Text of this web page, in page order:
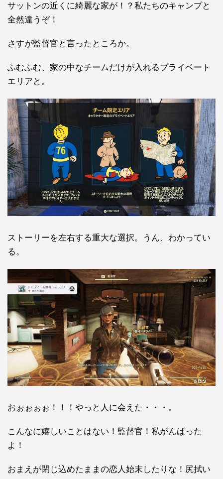
サットンの近くに綺麗な家が！？私たちのキャンプと
全然違うぞ！
さすが監督官と言ったところか。
ふむふむ、家の中なチームだけが入れるプライベート
エリアと。
ストーリーを左右する重大な選択。うん、わかってい
る。
おぉぉぉぉ！！！やっと人に会えた・・・。
こんなに嬉しいことはない！監督官！私がんばった
よ！
おまえが閉じ込めたままの恋人始末したりな！尻拭い